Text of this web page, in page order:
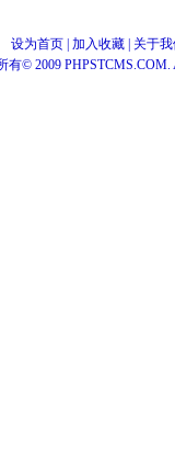
设为首页 加入收藏
关于
有© 2009 PHPSTCMS.COM.